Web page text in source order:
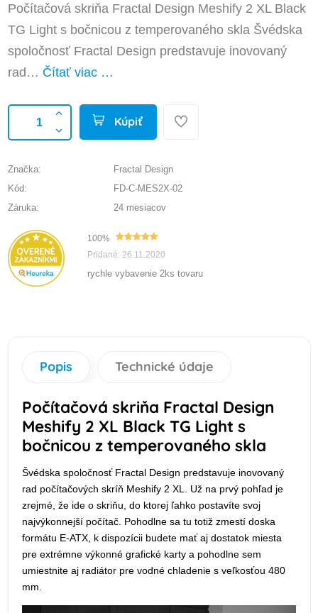
Počítačová skriňa Fractal Design Meshify 2 XL Black
TG Light s bočnicou z temperovaného skla Švédska
spoločnosť Fractal Design predstavuje inovovaný
rad… Čítať viac …
Kúpiť
Značka:
Fractal Design
Kód:
FD-C-MES2X-02
Záruka:
24 mesiacov
100%
Pridané: 26.11.2020
rychle vybavenie 2ks tovaru
Popis Technické údaje
Počítačová skriňa Fractal Design
Meshify 2 XL Black TG Light s
bočnicou z temperovaného skla
Švédska spoločnosť Fractal Design predstavuje inovovaný
rad počítačových skríň Meshify 2 XL. Už na prvý pohľad je
zrejmé, že ide o skriňu, do ktorej ľahko postavíte svoj
najvýkonnejší počítač. Pohodlne sa tu totiž zmestí doska
formátu E-ATX, k dispozícii budete mať aj dostatok miesta
pre extrémne výkonné grafické karty a pohodlne sem
umiestnite aj radiátor pre vodné chladenie s veľkosťou 480
mm.